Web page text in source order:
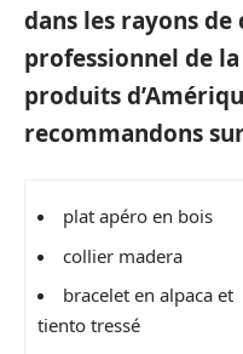
dans les rayons
professionnel de
produits
recommandons
plat apéro en bois
collier madera
bracelet en alpaca et
tiento tressé